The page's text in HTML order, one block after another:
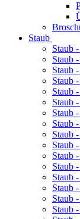
Staub
Staub
Staub
Staub
Staub
Staub
Staub
Staub
Staub
Staub
Staub
Staub
Staub
Staub
Staub
Staub
Staub